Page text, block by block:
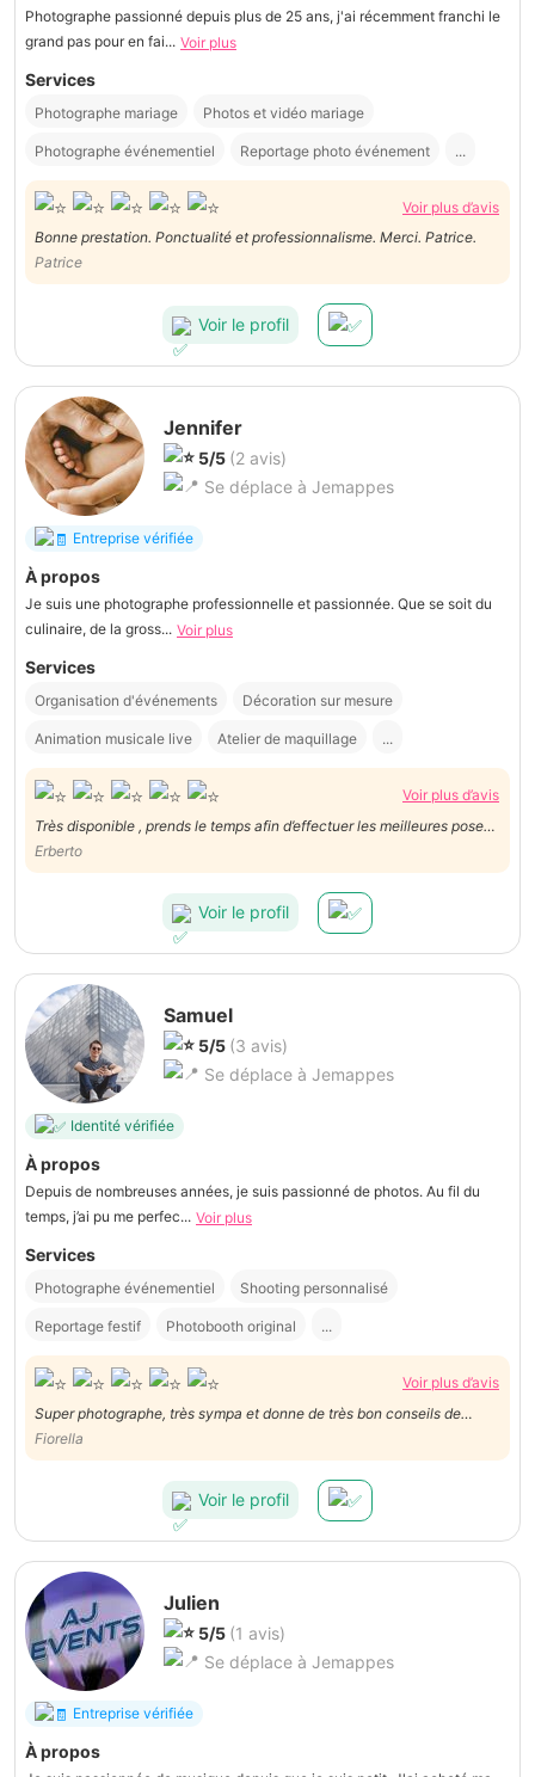
Photographe passionné depuis plus de 25 ans, j'ai récemment franchi le
grand pas pour en fai... Voir plus
Services
Photographe mariage Photos et vidéo mariage
Photographe événementiel Reportage photo événement ...
Voir plus d’avis
Bonne prestation. Ponctualité et professionnalisme. Merci. Patrice.
Patrice
Voir le profil
Jennifer
5/5 (2 avis)
Se déplace à Jemappes
Entreprise vérifiée
À propos
Je suis une photographe professionnelle et passionnée. Que se soit du
culinaire, de la gross... Voir plus
Services
Organisation d'événements Décoration sur mesure
Animation musicale live Atelier de maquillage ...
Voir plus d’avis
Très disponible , prends le temps afin d’effectuer les meilleures poses.
Ravi de la prestation. Merci!
Erberto
Voir le profil
Samuel
5/5 (3 avis)
Se déplace à Jemappes
Identité vérifiée
À propos
Depuis de nombreuses années, je suis passionné de photos. Au fil du
temps, j’ai pu me perfec... Voir plus
Services
Photographe événementiel Shooting personnalisé
Reportage festif Photobooth original ...
Voir plus d’avis
Super photographe, très sympa et donne de très bon conseils de
poses, je le recommande vivement
Fiorella
Voir le profil
Julien
5/5 (1 avis)
Se déplace à Jemappes
Entreprise vérifiée
À propos